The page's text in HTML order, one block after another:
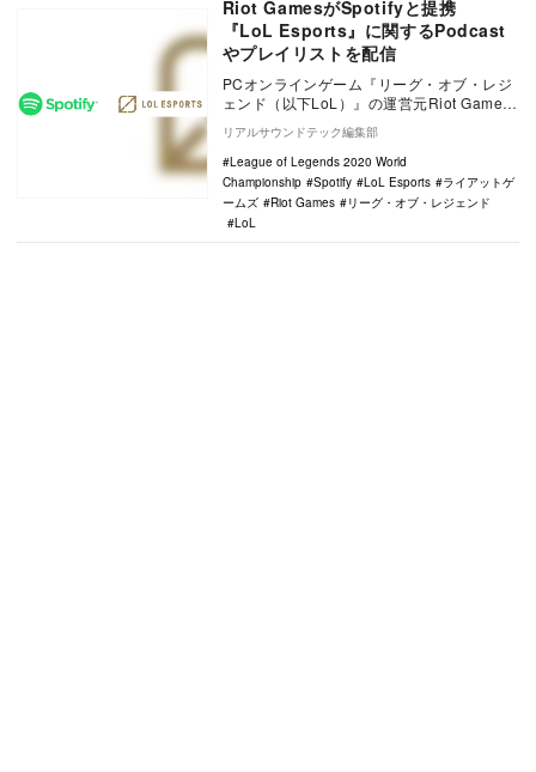
Riot GamesがSpotifyと提携
『LoL Esports』に関するPodcast
やプレイリストを配信
PCオンラインゲーム『リーグ・オブ・レジ
ェンド（以下LoL）』の運営元Riot Games,
Inc.は、世界最大級のオーディオ…
リアルサウンドテック編集部
League of Legends 2020 World
Championship
Spotify LoL Esports
ライアットゲ
ームズ
Riot Games
リーグ・オブ・レジェンド
LoL